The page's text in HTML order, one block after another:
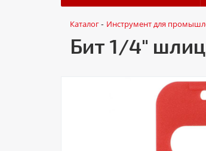
Каталог- Инструмент для
Бит 1/4"